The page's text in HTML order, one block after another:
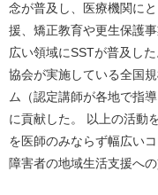
念が普及し、医療機関に
援、矯正教育や更生保護
広い領域にSSTが普及した
協会が実施している全国
ム（認定講師が各地で指
に貢献した。 以上の活動
を医師のみならず幅広い
障害者の地域生活支援へ